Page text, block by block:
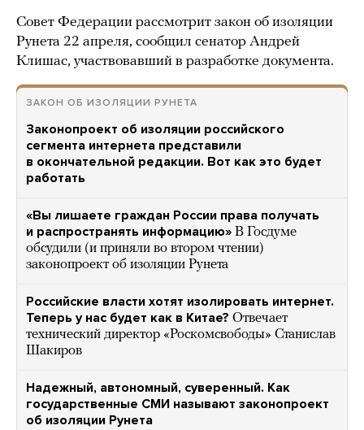
Совет Федерации рассмотрит закон об изоляции
Рунета 22 апреля, сообщил сенатор Андрей
Клишас, участвовавший в разработке документа.
ЗАКОН ОБ ИЗОЛЯЦИИ РУНЕТА
Законопроект об изоляции российского
сегмента интернета представили
в окончательной редакции. Вот как это будет
работать
«Вы лишаете граждан России права получать
и распространять информацию» В Госдуме
обсудили (и приняли во втором чтении)
законопроект об изоляции Рунета
Российские власти хотят изолировать интернет.
Теперь у нас будет как в Китае? Отвечает
технический директор «Роскомсвободы» Станислав
Шакиров
Надежный, автономный, суверенный. Как
государственные СМИ называют законопроект
об изоляции Рунета